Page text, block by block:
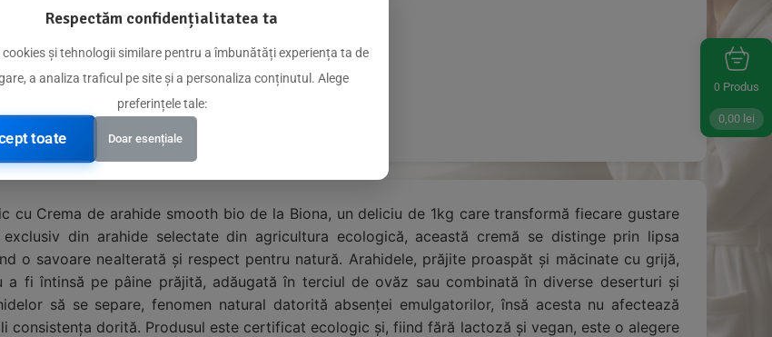
cu Crema de arahide smooth bio de la Biona, un deliciu de 1kg care transformă fiecare gustare
din arahide selectate din agricultura ecologică, această cremă se distinge prin lipsa
o savoare nealterată și respect pentru natură. Arahidele, prăjite proaspăt și măcinate cu grijă,
fi întinsă pe pâine prăjită, adăugată în terciul de ovăz sau combinată în diverse deserturi și
să se separe, fenomen natural datorită absenței emulgatorilor, însă acesta nu afectează
consistența dorită. Produsul este certificat ecologic și, fiind fără lactoză și vegan, este o alegere
0 Produs
0,00 lei
Respectăm confidențialitatea ta
cookies și tehnologii similare pentru a îmbunătăți experiența ta de
a analiza traficul pe site și a personaliza conținutul. Alege
preferințele tale:
toate Doar esențiale